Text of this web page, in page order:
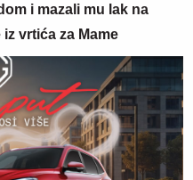
i mazali mu lak na
vrtića za Mame